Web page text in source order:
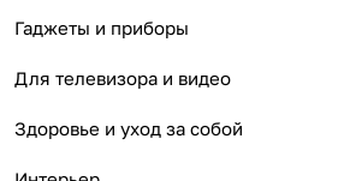
Гаджеты и приборы
Для телевизора и видео
Здоровье и уход за собой